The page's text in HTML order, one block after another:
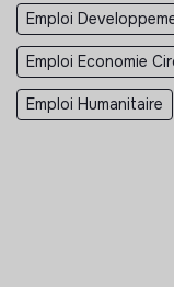
Emploi
Emploi Economie
Emploi Humanitaire